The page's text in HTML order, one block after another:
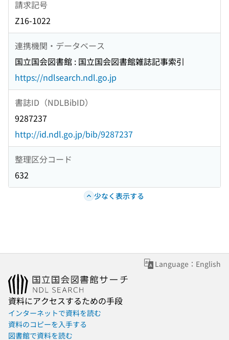
請求記号
Z16-1022
連携機関・データベース
国立国会図書館 : 国立国会図書館雑誌記事索引
https://ndlsearch.ndl.go.jp
書誌ID（NDLBibID）
9287237
http://id.ndl.go.jp/bib/9287237
整理区分コード
632
少なく表示する
Language：English
資料にアクセスするための手段
インターネットで資料を読む
資料のコピーを入手する
図書館で資料を読む